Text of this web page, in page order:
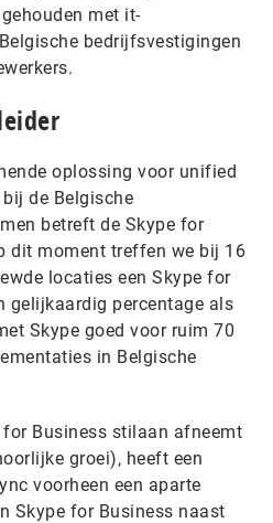
met it-
bedrijfsvestigingen
oplossing voor unified
de Belgische
betreft de Skype for
dit moment treffen we bij 16
locaties een Skype for
gelijkaardig percentage als
Skype goed voor ruim 70
in Belgische
Business stilaan afneemt
groei), heeft een
voorheen een aparte
Skype for Business naast